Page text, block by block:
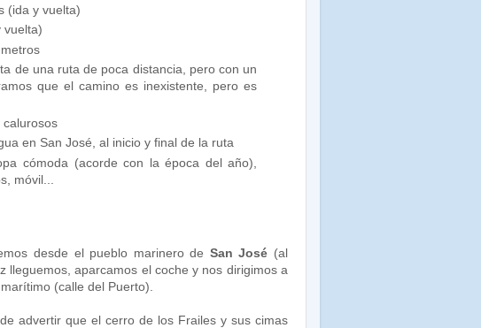
(ida y vuelta)
vuelta)
de una ruta de poca distancia, pero con un
que el camino es inexistente, pero es
calurosos
en San José, al inicio y final de la ruta
cómoda (acorde con la época del año),
móvil...
desde el pueblo marinero de San José (al
lleguemos, aparcamos el coche y nos dirigimos a
(calle del Puerto).
advertir que el cerro de los Frailes y sus cimas